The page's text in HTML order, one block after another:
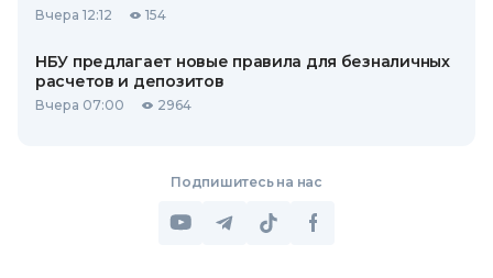
Вчера 12:12 154
НБУ предлагает новые правила для безналичных
расчетов и депозитов
Вчера 07:00 2964
Подпишитесь на нас